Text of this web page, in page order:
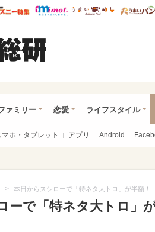
ママ* ウレぴあ総研 ディズニー特集
mimot. うまいめし
ァミリー 恋愛 ライフスタイル
ホ・タブレット アプリ Android
> 本日からスシローで「特ネタ大トロ」が半額
ーで「特ネタ大トロ」